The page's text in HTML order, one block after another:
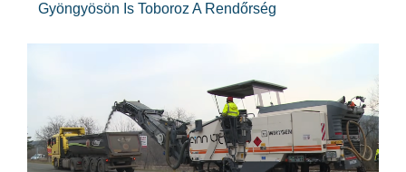
Gyöngyösön Is Toboroz A Rendőrség